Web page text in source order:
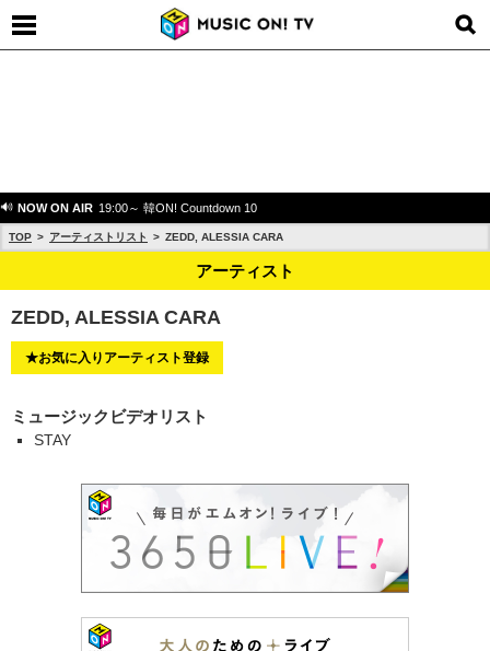
NOW ON AIR 19:00～ 韓ON! Countdown 10
TOP アーティストリスト ZEDD, ALESSIA CARA
アーティスト
ZEDD, ALESSIA CARA
★お気に入りアーティスト登録
ミュージックビデオリスト
STAY